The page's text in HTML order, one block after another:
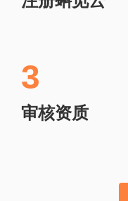
3
审核资质